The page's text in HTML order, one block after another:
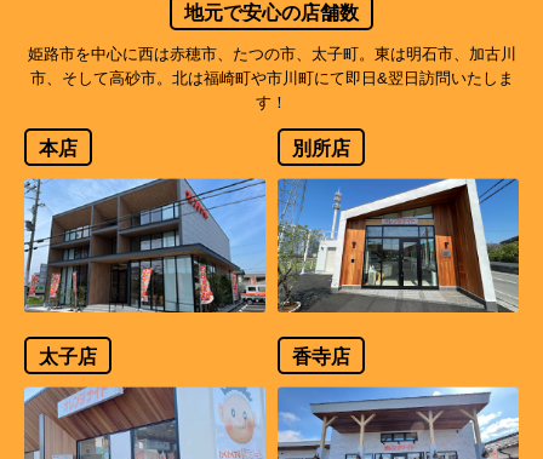
地元で安心の店舗数
姫路市を中心に西は赤穂市、たつの市、太子町。東は明石市、加古川
市、そして高砂市。北は福崎町や市川町にて即日&翌日訪問いたしま
す！
本店 別所店
太子店 香寺店